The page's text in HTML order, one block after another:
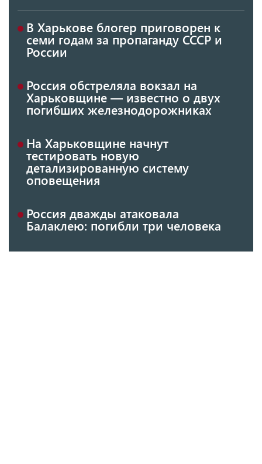
В Харькове блогер приговорен к
семи годам за пропаганду СССР и
России
Россия обстреляла вокзал на
Харьковщине — известно о двух
погибших железнодорожниках
На Харьковщине начнут
тестировать новую
детализированную систему
оповещения
Россия дважды атаковала
Балаклею: погибли три человека